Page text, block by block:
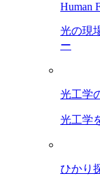
Human
光の現
ー
光工学
光工学
ひかり